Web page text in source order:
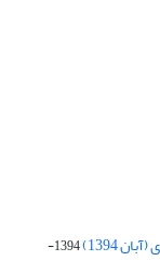
1394)
1394-